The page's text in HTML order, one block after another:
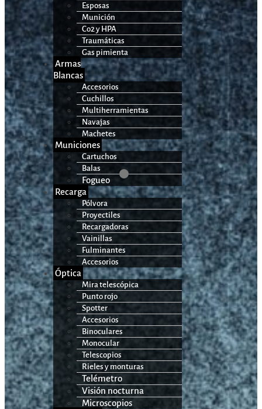
Esposas
Munición
Co2 y HPA
Traumáticas
Gas pimienta
Armas
Blancas
Accesorios
Cuchillos
Multiherramientas
Navajas
Machetes
Municiones
Cartuchos
Balas
Fogueo
Recarga
Pólvora
Proyectiles
Recargadoras
Vainillas
Fulminantes
Accesorios
Óptica
Mira telescópica
Punto rojo
Spotter
Accesorios
Binoculares
Monocular
Telescopios
Rieles y monturas
Telémetro
Visión nocturna
Microscopios